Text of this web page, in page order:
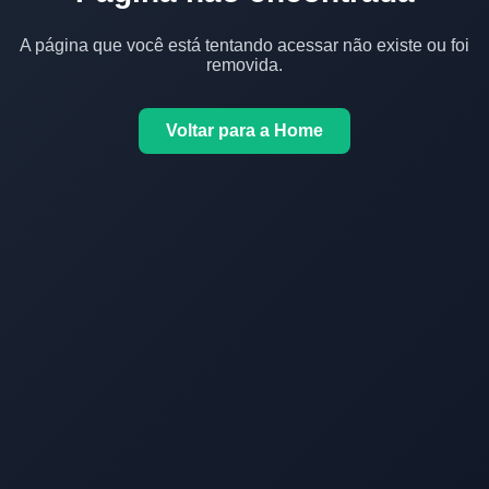
A página que você está tentando acessar não existe ou foi
removida.
Voltar para a Home